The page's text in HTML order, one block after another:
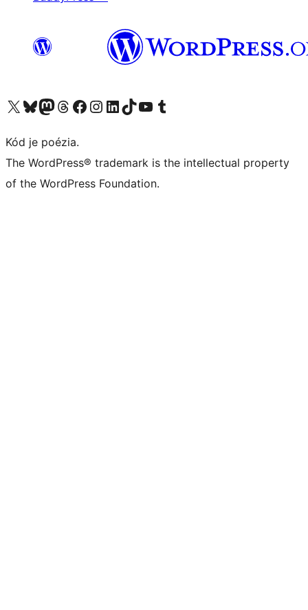
Navštívte náš účet na X (predtým Twitter)
Navštívte náš účet na platforme Bluesky
Navštívte náš účet na Mastodone
Navštívte náš účet na platforme Threads
Navštívte našu stránku na Facebooku
Navštívte náš účet Instagram
Navštívte náš účet LinkedIn
Navštívte náš účet na platforme TikTok
Navštívte náš kanál YouTube
Navštívte náš účet na platforme Tumblr
Kód je poézia.
The WordPress® trademark is the intellectual property
of the WordPress Foundation.